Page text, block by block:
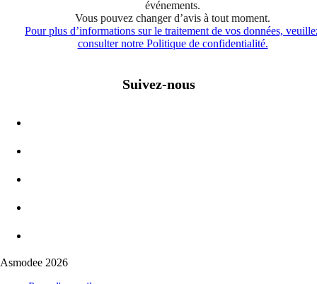
événements.
Vous pouvez changer d’avis à tout moment.
Pour plus d’informations sur le traitement de vos données,
consulter notre Politique de confidentialité.
Suivez-nous
Asmodee 2026